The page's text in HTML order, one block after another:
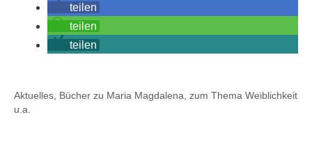
teilen
teilen
teilen
Kategorien
Aktuelles
Bücher zu Maria Magdalena, zum Thema Weiblichkeit
u.a.